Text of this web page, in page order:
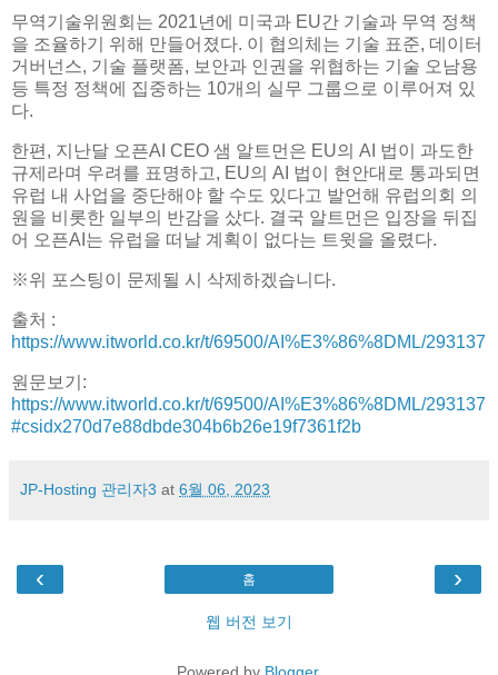
무역기술위원회는 2021년에 미국과 EU간 기술과 무역 정책
을 조율하기 위해 만들어졌다. 이 협의체는 기술 표준, 데이터
거버넌스, 기술 플랫폼, 보안과 인권을 위협하는 기술 오남용
등 특정 정책에 집중하는 10개의 실무 그룹으로 이루어져 있
다.
한편, 지난달 오픈AI CEO 샘 알트먼은 EU의 AI 법이 과도한
규제라며 우려를 표명하고, EU의 AI 법이 현안대로 통과되면
유럽 내 사업을 중단해야 할 수도 있다고 발언해 유럽의회 의
원을 비롯한 일부의 반감을 샀다. 결국 알트먼은 입장을 뒤집
어 오픈AI는 유럽을 떠날 계획이 없다는 트윗을 올렸다.
※위 포스팅이 문제될 시 삭제하겠습니다.
출처 :
https://www.itworld.co.kr/t/69500/AI%E3%86%8DML/293137
원문보기:
https://www.itworld.co.kr/t/69500/AI%E3%86%8DML/293137
#csidx270d7e88dbde304b6b26e19f7361f2b
JP-Hosting 관리자3 at 6월 06, 2023
‹ ›
홈
웹 버전 보기
Powered by Blogger.